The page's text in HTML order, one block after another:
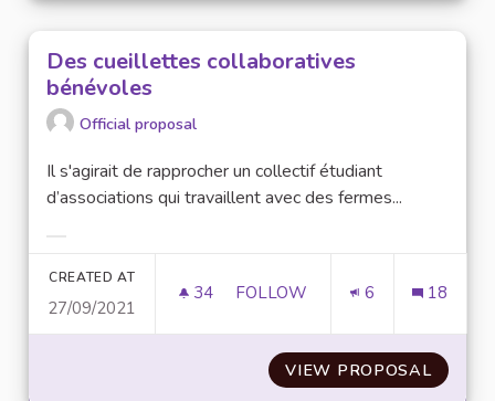
Des cueillettes collaboratives
bénévoles
Official proposal
Il s'agirait de rapprocher un collectif étudiant
d’associations qui travaillent avec des fermes...
CREATED AT
27/09/2021
34 34 FOLLOWERS
FOLLOW 6 18
VIEW PROPOSALDES